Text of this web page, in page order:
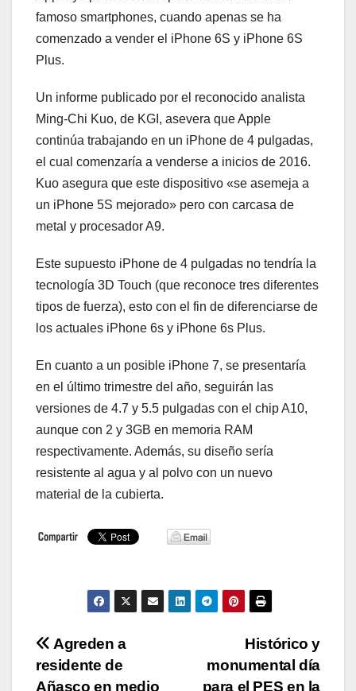
famoso smartphones, cuando apenas se ha
comenzado a vender el iPhone 6S y iPhone 6S
Plus.
Un informe publicado por el reconocido analista
Ming-Chi Kuo, de KGI, asevera que Apple
continúa trabajando en un iPhone de 4 pulgadas,
el cual comenzaría a venderse a inicios de 2016.
Kuo asegura que este dispositivo «se asemeja a
un iPhone 5S mejorado» pero con carcasa de
metal y procesador A9.
Este supuesto iPhone de 4 pulgadas no tendría la
tecnología 3D Touch (que reconoce tres diferentes
tipos de fuerza), esto con el fin de diferenciarse de
los actuales iPhone 6s y iPhone 6s Plus.
En cuanto a un posible iPhone 7, se presentaría
en el último trimestre del año, seguirán las
versiones de 4.7 y 5.5 pulgadas con el chip A10,
aunque con 2 y 3GB en memoria RAM
respectivamente. Además, su diseño sería
resistente al agua y al polvo con un nuevo
material de la cubierta.
Navegación
de
Histórico y
monumental día
para el PES en la
Agreden a
residente de
Añasco en medio